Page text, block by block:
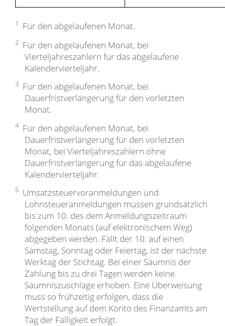
1 Für den abgelaufenen Monat.
2 Für den abgelaufenen Monat, bei
Vierteljahreszahlern für das abgelaufene
Kalendervierteljahr.
3 Für den abgelaufenen Monat, bei
Dauerfristverlängerung für den vorletzten
Monat.
4 Für den abgelaufenen Monat, bei
Dauerfristverlängerung für den vorletzten
Monat, bei Vierteljahreszahlern ohne
Dauerfristverlängerung für das abgelaufene
Kalendervierteljahr.
5 Umsatzsteuervoranmeldungen und
Lohnsteueranmeldungen müssen grundsätzlich
bis zum 10. des dem Anmeldungszeitraum
folgenden Monats (auf elektronischem Weg)
abgegeben werden. Fällt der 10. auf einen
Samstag, Sonntag oder Feiertag, ist der nächste
Werktag der Stichtag. Bei einer Säumnis der
Zahlung bis zu drei Tagen werden keine
Säumniszuschläge erhoben. Eine Überweisung
muss so frühzeitig erfolgen, dass die
Wertstellung auf dem Konto des Finanzamts am
Tag der Fälligkeit erfolgt.